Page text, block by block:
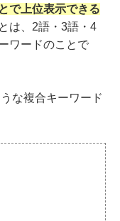
で上位表示できる
は、2語・3語・4
ワードのことで
な複合キーワード